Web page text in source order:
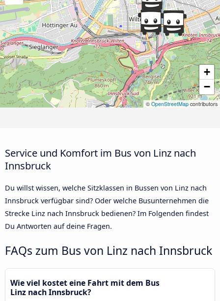
+
−
© OpenStreetMap contributors
Service und Komfort im Bus von Linz nach
Innsbruck
Du willst wissen, welche Sitzklassen in Bussen von Linz nach
Innsbruck verfügbar sind? Oder welche Busunternehmen die
Strecke Linz nach Innsbruck bedienen? Im Folgenden findest
Du Antworten auf deine Fragen.
FAQs zum Bus von Linz nach Innsbruck
Wie viel kostet eine Fahrt mit dem Bus
Linz nach Innsbruck?